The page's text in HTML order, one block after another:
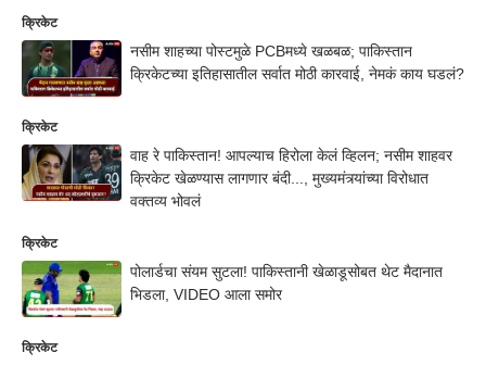
क्रिकेट
नसीम शाहच्या पोस्टमुळे PCBमध्ये खळबळ; पाकिस्तान
क्रिकेटच्या इतिहासातील सर्वात मोठी कारवाई, नेमकं काय घडलं?
क्रिकेट
वाह रे पाकिस्तान! आपल्याच हिरोला केलं व्हिलन; नसीम शाहवर
क्रिकेट खेळण्यास लागणार बंदी..., मुख्यमंत्र्यांच्या विरोधात
वक्तव्य भोवलं
क्रिकेट
पोलार्डचा संयम सुटला! पाकिस्तानी खेळाडूसोबत थेट मैदानात
भिडला, VIDEO आला समोर
क्रिकेट